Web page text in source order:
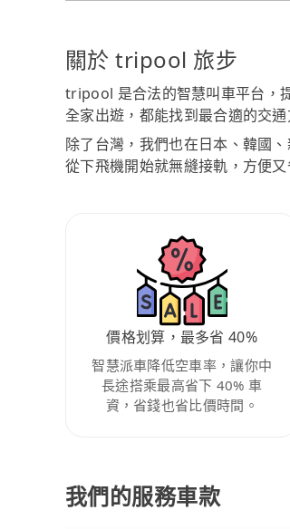
關於 tripool 旅步
tripool 是合法的智慧叫車平台，
全家出遊，都能找到最合適的交通
除了台灣，我們也在日本、韓國
從下飛機開始就無縫接軌，方便又
價格划算，最多省 40%
智慧派車降低空車率，讓你中
長途搭乘最高省下 40% 車
資，省錢也省比價時間。
我們的服務車款